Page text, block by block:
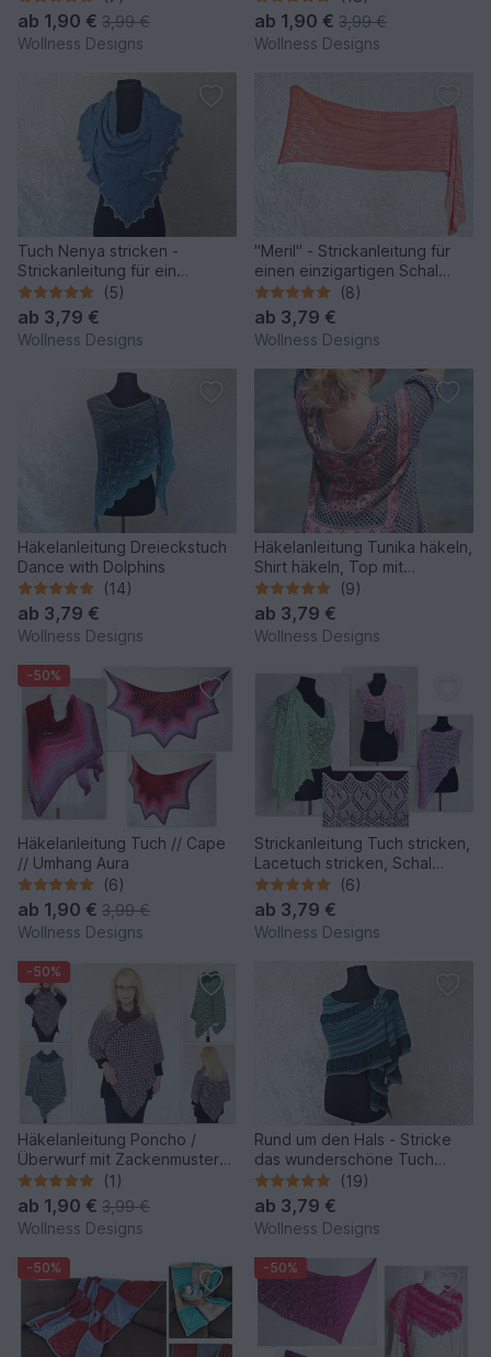
ab 1,90 € 3,99 €
Wollness Designs
ab 1,90 € 3,99 €
Wollness Designs
Tuch Nenya stricken -
Strickanleitung für ein
faszinierendes Accessoire
(5)
ab 3,79 €
Wollness Designs
"Meril" - Strickanleitung für
einen einzigartigen Schal
oder Stola
(8)
ab 3,79 €
Wollness Designs
Häkelanleitung Dreieckstuch
Dance with Dolphins
(14)
ab 3,79 €
Wollness Designs
Häkelanleitung Tunika häkeln,
Shirt häkeln, Top mit
Blumenmuster häkeln Flower
Power
(9)
ab 3,79 €
Wollness Designs
-50%
Häkelanleitung Tuch // Cape
// Umhang Aura
(6)
ab 1,90 € 3,99 €
Wollness Designs
Strickanleitung Tuch stricken,
Lacetuch stricken, Schal
stricken, Stola stricken Clair
de Lune
(6)
ab 3,79 €
Wollness Designs
-50%
Häkelanleitung Poncho /
Überwurf mit Zackenmuster
"Chevron"
(1)
ab 1,90 € 3,99 €
Wollness Designs
Rund um den Hals - Stricke
das wunderschöne Tuch
Lórien
(19)
ab 3,79 €
Wollness Designs
-50% -50%